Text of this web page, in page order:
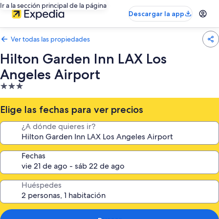
Ir a la sección principal de la página
Descargar la app
Ver todas las propiedades
Hilton Garden Inn LAX Los
Angeles Airport
Propiedad
de
3.0
estrellas
Elige las fechas para ver precios
¿A dónde quieres ir?
Fechas
Huéspedes